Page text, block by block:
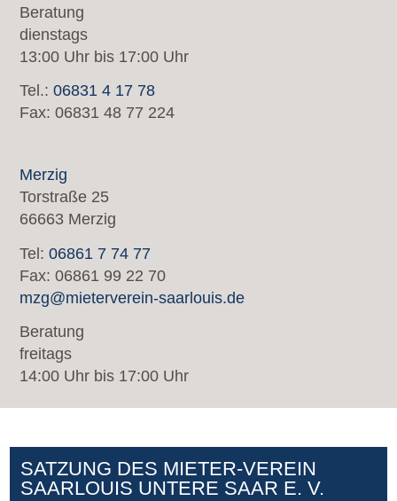
SATZUNG DES MIETER-VEREIN
SAARLOUIS UNTERE SAAR E. V.
Beratung
dienstags
13:00 Uhr bis 17:00 Uhr
Tel.:06831 4 17 78
Fax: 06831 48 77 224
Merzig
Torstraße 25
66663 Merzig
Tel:06861 7 74 77
Fax: 06861 99 22 70
mzg@mieterverein-saarlouis.de
Beratung
freitags
14:00 Uhr bis 17:00 Uhr